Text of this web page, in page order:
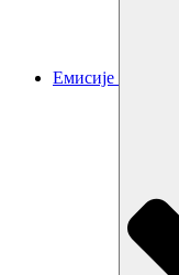
Емисије